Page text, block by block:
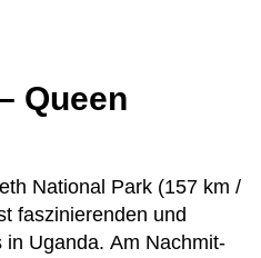
Queen
Natio­nal Park (157 km /
fas­zi­nie­ren­den und
in Uganda. Am Nach­mit­